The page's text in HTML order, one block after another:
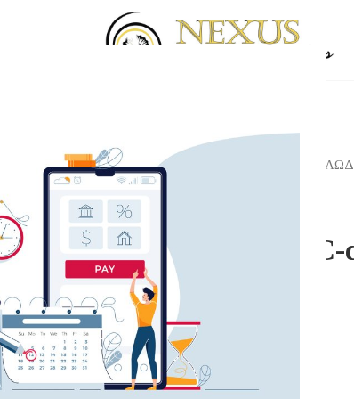
CHORD
CHORD C-digital